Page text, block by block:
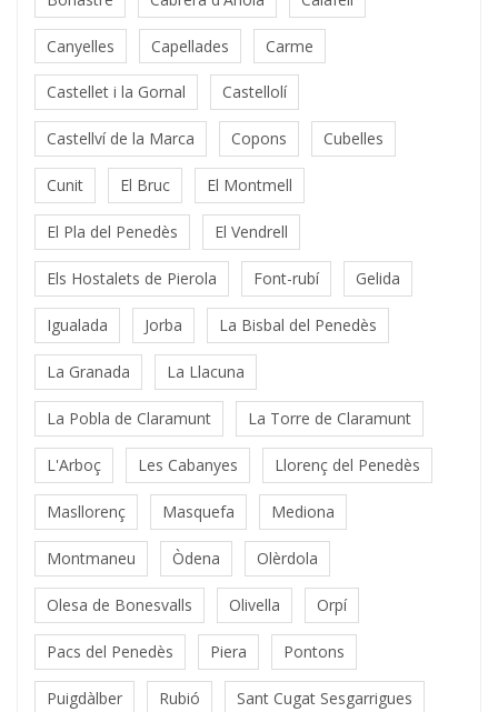
Canyelles Capellades Carme
Castellet i la Gornal Castellolí
Castellví de la Marca Copons Cubelles
Cunit El Bruc El Montmell
El Pla del Penedès El Vendrell
Els Hostalets de Pierola Font-rubí Gelida
Igualada Jorba La Bisbal del Penedès
La Granada La Llacuna
La Pobla de Claramunt La Torre de Claramunt
L'Arboç Les Cabanyes Llorenç del Penedès
Masllorenç Masquefa Mediona
Montmaneu Òdena Olèrdola
Olesa de Bonesvalls Olivella Orpí
Pacs del Penedès Piera Pontons
Puigdàlber Rubió Sant Cugat Sesgarrigues